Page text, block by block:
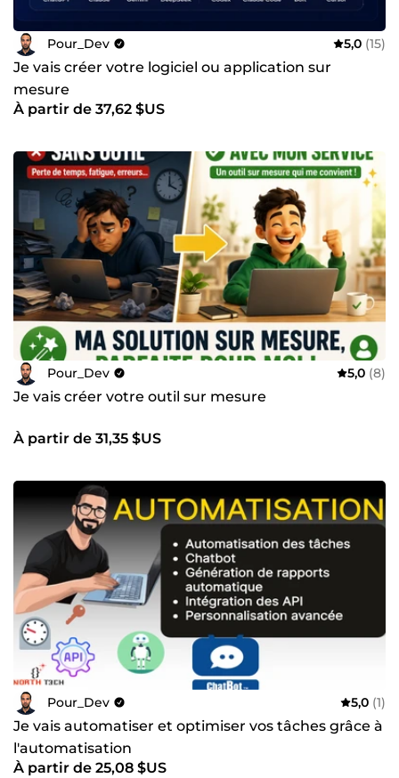
Pour_Dev 5,0 (15)
Je vais créer votre logiciel ou application sur
mesure
À partir de 37,62 $US
Pour_Dev 5,0 (8)
Je vais créer votre outil sur mesure
À partir de 31,35 $US
Pour_Dev 5,0 (1)
Je vais automatiser et optimiser vos tâches grâce à
l'automatisation
À partir de 25,08 $US